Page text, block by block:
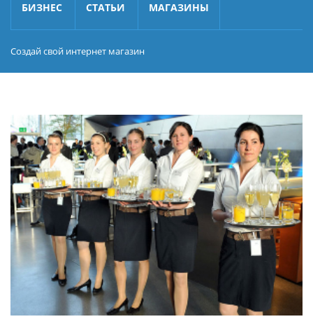
БИЗНЕС СТАТЬИ МАГАЗИНЫ
Создай свой интернет магазин